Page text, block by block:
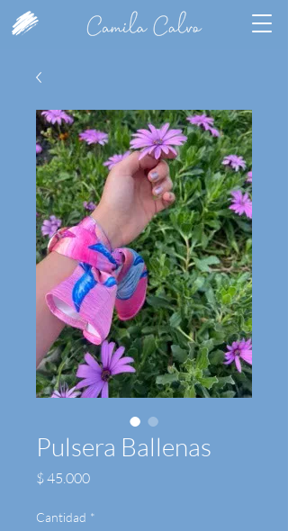
Pulsera Ballenas
$ 45.000Precio
Cantidad *